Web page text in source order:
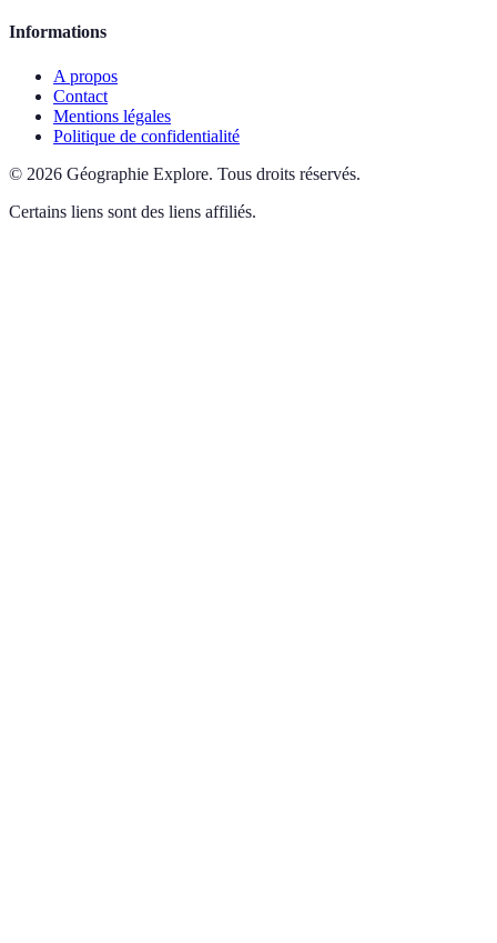
Informations
A propos
Contact
Mentions légales
Politique de confidentialité
© 2026 Géographie Explore. Tous droits réservés.
Certains liens sont des liens affiliés.